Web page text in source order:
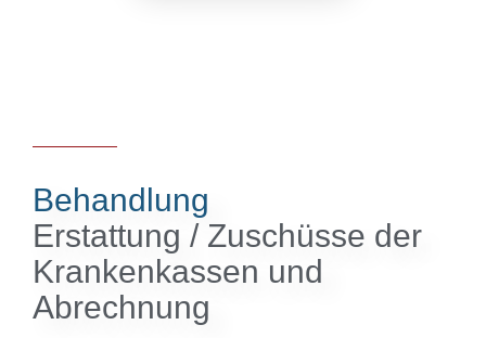
Behandlung
Erstattung / Zuschüsse der
Krankenkassen und
Abrechnung